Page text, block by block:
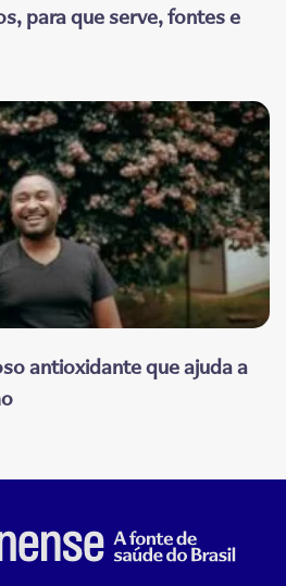
para que serve, fontes e
antioxidante que ajuda a